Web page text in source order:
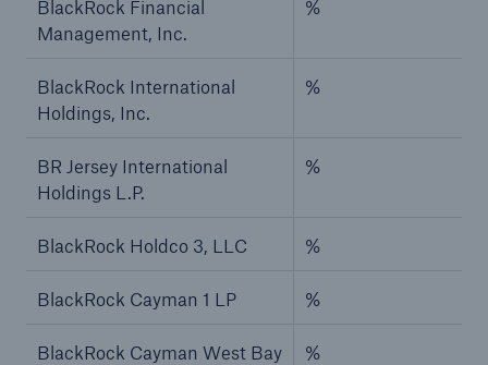
BlackRock Financial
Management, Inc.
%
BlackRock International
Holdings, Inc.
%
BR Jersey International
Holdings L.P.
%
BlackRock Holdco 3, LLC %
BlackRock Cayman 1 LP %
BlackRock Cayman West Bay
%